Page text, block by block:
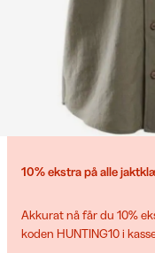
10% ekstra på alle
Akkurat nå får du 10%
koden HUNTING10 i